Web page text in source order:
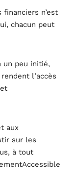
financiers n’est
chacun peut
un peu initié,
l’accès
aux
sur les
à tout